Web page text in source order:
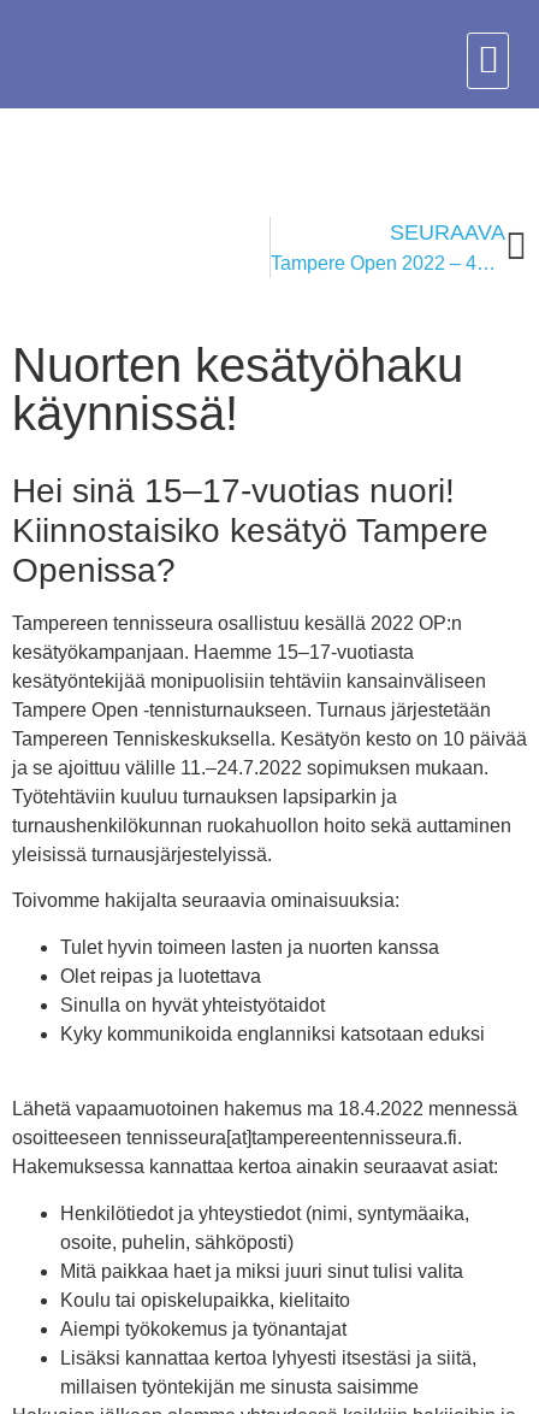
SEURAAVA
Tampere Open 2022 – 40 v juhlavuosi
Nuorten kesätyöhaku
käynnissä!
Hei sinä 15–17-vuotias nuori!
Kiinnostaisiko kesätyö Tampere
Openissa?
Tampereen tennisseura osallistuu kesällä 2022 OP:n
kesätyökampanjaan. Haemme 15–17-vuotiasta
kesätyöntekijää monipuolisiin tehtäviin kansainväliseen
Tampere Open -tennisturnaukseen. Turnaus järjestetään
Tampereen Tenniskeskuksella. Kesätyön kesto on 10 päivää
ja se ajoittuu välille 11.–24.7.2022 sopimuksen mukaan.
Työtehtäviin kuuluu turnauksen lapsiparkin ja
turnaushenkilökunnan ruokahuollon hoito sekä auttaminen
yleisissä turnausjärjestelyissä.
Toivomme hakijalta seuraavia ominaisuuksia:
Tulet hyvin toimeen lasten ja nuorten kanssa
Olet reipas ja luotettava
Sinulla on hyvät yhteistyötaidot
Kyky kommunikoida englanniksi katsotaan eduksi
Lähetä vapaamuotoinen hakemus ma 18.4.2022 mennessä
osoitteeseen tennisseura[at]tampereentennisseura.fi.
Hakemuksessa kannattaa kertoa ainakin seuraavat asiat:
Henkilötiedot ja yhteystiedot (nimi, syntymäaika,
osoite, puhelin, sähköposti)
Mitä paikkaa haet ja miksi juuri sinut tulisi valita
Koulu tai opiskelupaikka, kielitaito
Aiempi työkokemus ja työnantajat
Lisäksi kannattaa kertoa lyhyesti itsestäsi ja siitä,
millaisen työntekijän me sinusta saisimme